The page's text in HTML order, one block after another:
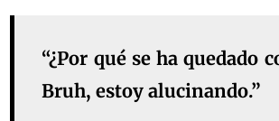
“¿Por qué se ha quedado
Bruh, estoy alucinando.”